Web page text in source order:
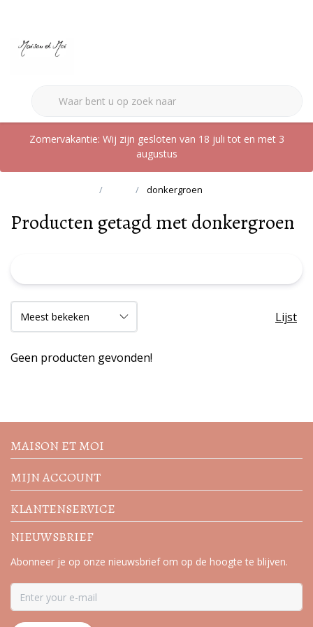
Zomervakantie: Wij zijn gesloten van 18 juli tot en met 3
augustus
donkergroen
Producten getagd met donkergroen
Lijst
Geen producten gevonden!
acties
MAISON ET MOI
MIJN ACCOUNT
KLANTENSERVICE
NIEUWSBRIEF
Abonneer je op onze nieuwsbrief om op de hoogte te blijven.